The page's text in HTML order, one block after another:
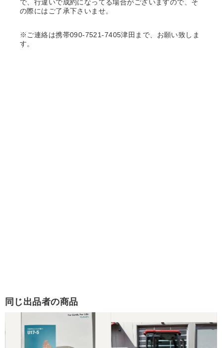
で、行違いで成約になってる場合がございますので、そ
の際にはご了承下さいませ。
※ご連絡は携帯090-7521-7405津田まで、お願い致しま
す。
同じ出品者の商品